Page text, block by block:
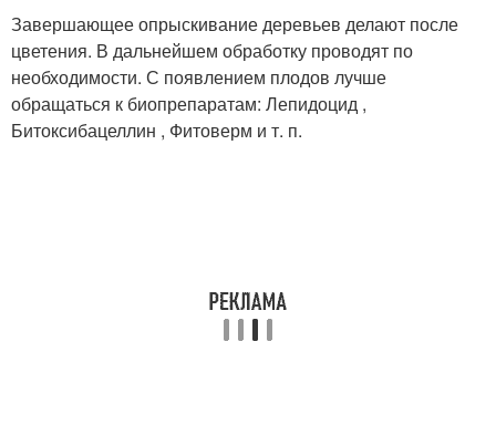
Завершающее опрыскивание деревьев делают после
цветения. В дальнейшем обработку проводят по
необходимости. С появлением плодов лучше
обращаться к биопрепаратам: Лепидоцид ,
Битоксибацеллин , Фитоверм и т. п.